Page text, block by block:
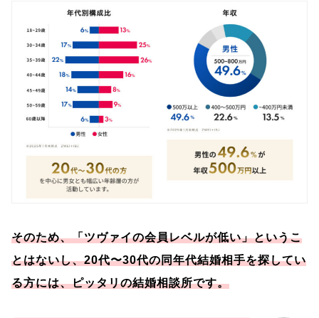
そのため、「ツヴァイの会員レベルが低い」というこ
とはないし、20代〜30代の同年代結婚相手を探してい
る方には、ピッタリの結婚相談所です。